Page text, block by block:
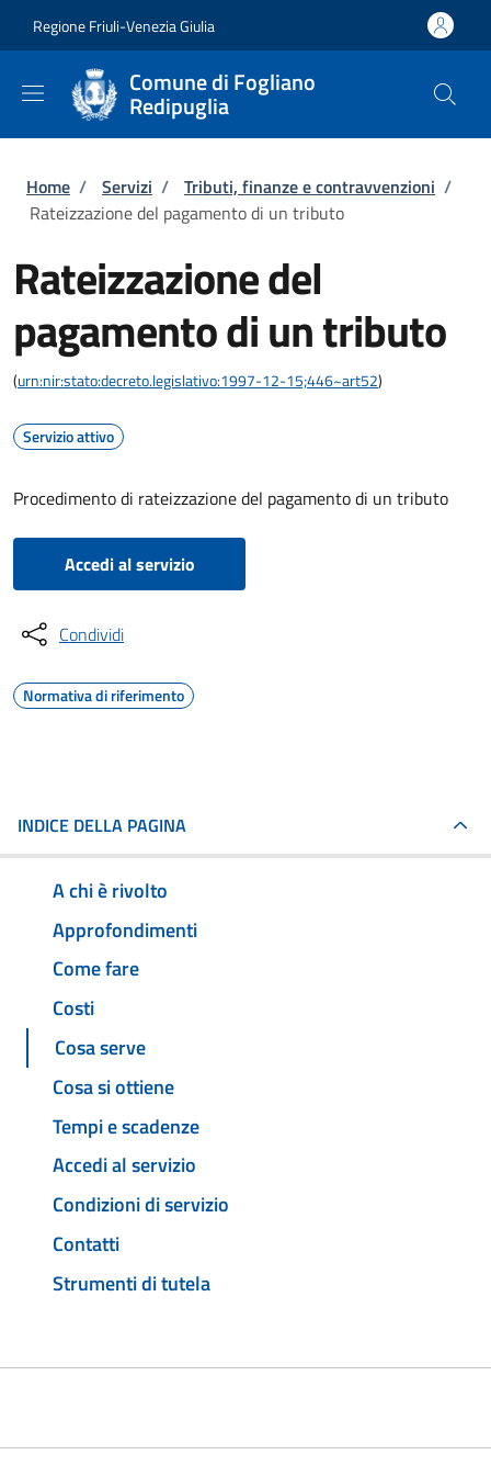
Regione Friuli-Venezia Giulia
Comune di Fogliano
Redipuglia
Briciole di pane
Home / Servizi / Tributi, finanze e contravvenzioni /
Rateizzazione del pagamento di un tributo
Rateizzazione del
pagamento di un tributo
(urn:nir:stato:decreto.legislativo:1997-12-15;446~art52)
Servizio attivo
Procedimento di rateizzazione del pagamento di un tributo
Accedi al servizio
Condividi
Normativa di riferimento
INDICE DELLA PAGINA
A chi è rivolto
Approfondimenti
Come fare
Costi
Cosa serve
Cosa si ottiene
Tempi e scadenze
Accedi al servizio
Condizioni di servizio
Contatti
Strumenti di tutela